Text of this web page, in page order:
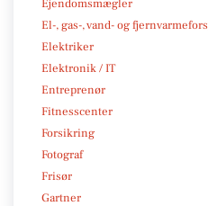
Ejendomsmægler
El-, gas-, vand- og
Elektriker
Elektronik / IT
Entreprenør
Fitnesscenter
Forsikring
Fotograf
Frisør
Gartner